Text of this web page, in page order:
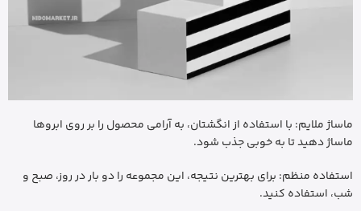
ماساژ ملایم: با استفاده از انگشتان، به آرامی محصول را بر روی ابروها
ماساژ دهید تا به خوبی جذب شود.
استفاده منظم: برای بهترین نتیجه، این مجموعه را دو بار در روز، صبح و
شب، استفاده کنید.